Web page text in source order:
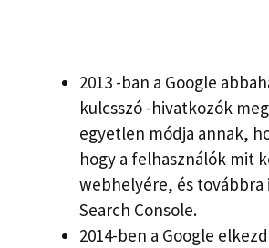
2013 -ban a Google
kulcsszó -hivatkozók
egyetlen módja annak,
hogy a felhasználók mit
webhelyére, és továbbra
Search Console.
2014-ben a Google